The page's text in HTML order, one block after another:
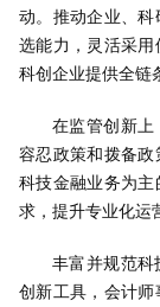
动。推动企业、
选能力，灵活采
科创企业提供全链
在监管创新
容忍政策和拨备
科技金融业务为
求，提升专业化运
丰富并规范科
创新工具，会计